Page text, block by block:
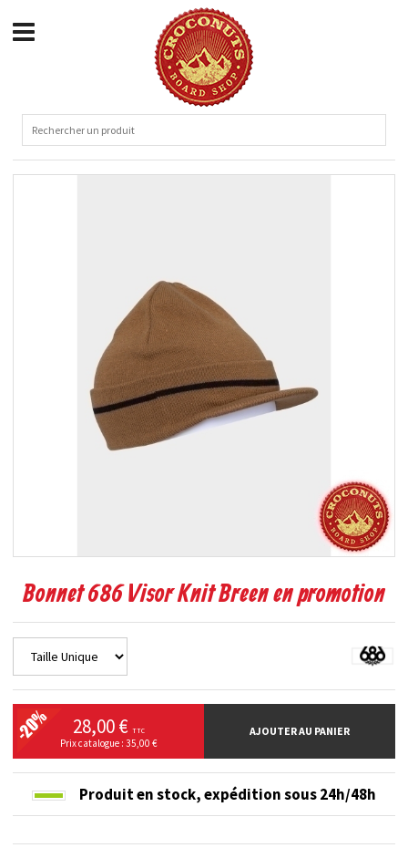
Bonnet 686 Visor Knit Breen en promotion
28,00 € TTC
Prix catalogue : 35,00 €
AJOUTER AU PANIER
Produit en stock,expédition sous 24h/48h